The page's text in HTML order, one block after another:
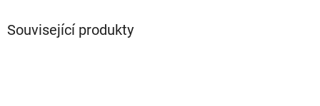
Související produkty